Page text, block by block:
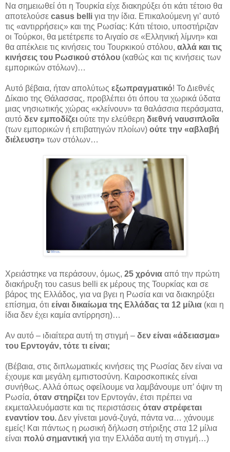
Να σημειωθεί ότι η Τουρκία είχε διακηρύξει ότι κάτι τέτοιο θα
αποτελούσε casus belli για την ίδια. Επικαλούμενη γι’ αυτό
τις «αντιρρήσεις» και της Ρωσίας: Κάτι τέτοιο, υποστήριζαν
οι Τούρκοι, θα μετέτρεπε το Αιγαίο σε «Ελληνική λίμνη» και
θα απέκλειε τις κινήσεις του Τουρκικού στόλου, αλλά και τις
κινήσεις του Ρωσικού στόλου (καθώς και τις κινήσεις των
εμπορικών στόλων)…
Αυτό βέβαια, ήταν απολύτως εξωπραγματικό! Το Διεθνές
Δίκαιο της Θάλασσας, προβλέπει ότι όπου τα χωρικά ύδατα
μιας νησιωτικής χώρας «κλείνουν» τα θαλάσσια περάσματα,
αυτό δεν εμποδίζει ούτε την ελεύθερη διεθνή ναυσιπλοΐα
(των εμπορικών ή επιβατηγών πλοίων) ούτε την «αβλαβή
διέλευση» των στόλων…
Χρειάστηκε να περάσουν, όμως, 25 χρόνια από την πρώτη
διακήρυξη του casus belli εκ μέρους της Τουρκίας και σε
βάρος της Ελλάδος, για να βγει η Ρωσία και να διακηρύξει
επίσημα, ότι είναι δικαίωμα της Ελλάδας τα 12 μίλια (και η
ίδια δεν έχει καμία αντίρρηση)…
Αν αυτό – ιδιαίτερα αυτή τη στιγμή – δεν είναι «άδειασμα»
του Ερντογάν, τότε τι είναι;
(Βέβαια, στις διπλωματικές κινήσεις της Ρωσίας δεν είναι να
έχουμε και μεγάλη εμπιστοσύνη. Καιροσκοπικές είναι
συνήθως. Αλλά όπως οφείλουμε να λαμβάνουμε υπ’ όψιν τη
Ρωσία, όταν στηρίζει τον Ερντογάν, έτσι πρέπει να
εκμεταλλευόμαστε και τις περιστάσεις όταν στρέφεται
εναντίον του.Δεν γίνεται μονά-ζυγά, πάντα να… χάνουμε
εμείς! Και πάντως η ρωσική δήλωση στήριξης στα 12 μίλια
είναι πολύ σημαντική για την Ελλάδα αυτή τη στιγμή…)